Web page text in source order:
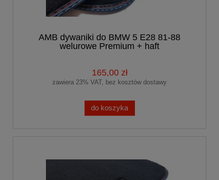
AMB dywaniki do BMW 5 E28 81-88
welurowe Premium + haft
165,00 zł
zawiera 23% VAT, bez kosztów dostawy
do koszyka